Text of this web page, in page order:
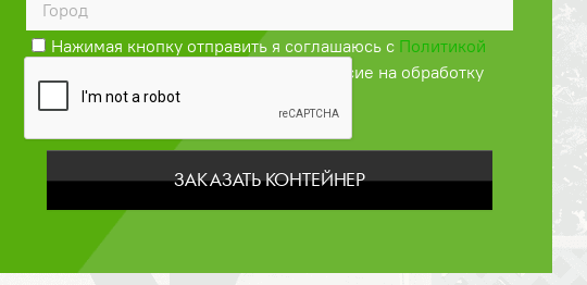
Нажимая кнопку отправить я соглашаюсь с Политикой
и даю своё согласие на обработку
персональных данных
ЗАКАЗАТЬ КОНТЕЙНЕР